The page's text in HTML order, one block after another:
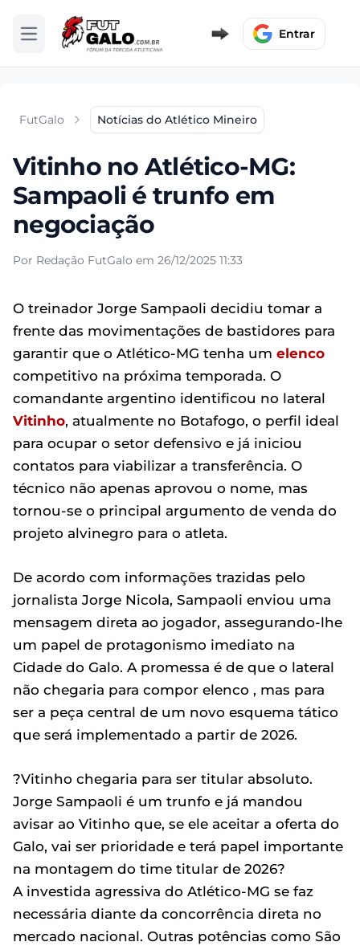
Abrir menu Entrar
FutGalo Notícias do Atlético Mineiro
Vitinho no Atlético-MG:
Sampaoli é trunfo em
negociação
Por Redação FutGalo em 26/12/2025 11:33
O treinador Jorge Sampaoli decidiu tomar a
frente das movimentações de bastidores para
garantir que o Atlético-MG tenha um elenco
competitivo na próxima temporada. O
comandante argentino identificou no lateral
Vitinho, atualmente no Botafogo, o perfil ideal
para ocupar o setor defensivo e já iniciou
contatos para viabilizar a transferência. O
técnico não apenas aprovou o nome, mas
tornou-se o principal argumento de venda do
projeto alvinegro para o atleta.
De acordo com informações trazidas pelo
jornalista Jorge Nicola, Sampaoli enviou uma
mensagem direta ao jogador, assegurando-lhe
um papel de protagonismo imediato na
Cidade do Galo. A promessa é de que o lateral
não chegaria para compor elenco , mas para
ser a peça central de um novo esquema tático
que será implementado a partir de 2026.
?Vitinho chegaria para ser titular absoluto.
Jorge Sampaoli é um trunfo e já mandou
avisar ao Vitinho que, se ele aceitar a oferta do
Galo, vai ser prioridade e terá papel importante
na montagem do time titular de 2026?
A investida agressiva do Atlético-MG se faz
necessária diante da concorrência direta no
mercado nacional. Outras potências como São